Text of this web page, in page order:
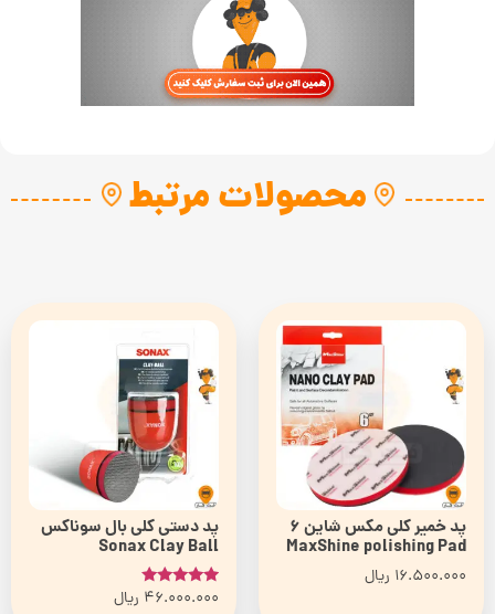
محصولات مرتبط
پد خمیر کلی مکس شاین 6
MaxShine polishing Pad
16.500.000 ریال
پد دستی کلی بال سوناکس
Sonax Clay Ball
امتیاز
46.000.000 ریال